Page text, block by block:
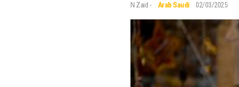
N Zaid - Arab Saudi 02/03/2025